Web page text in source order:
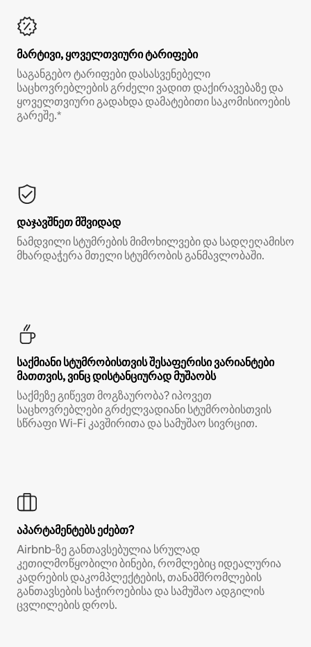
მარტივი, ყოველთვიური ტარიფები
საგანგებო ტარიფები დასასვენებელი
საცხოვრებლების გრძელი ვადით დაქირავებაზე და
ყოველთვიური გადახდა დამატებითი საკომისიოების
გარეშე.*
დაჯავშნეთ მშვიდად
ნამდვილი სტუმრების მიმოხილვები და სადღეღამისო
მხარდაჭერა მთელი სტუმრობის განმავლობაში.
საქმიანი სტუმრობისთვის შესაფერისი ვარიანტები
მათთვის, ვინც დისტანციურად მუშაობს
საქმეზე გიწევთ მოგზაურობა? იპოვეთ
საცხოვრებლები გრძელვადიანი სტუმრობისთვის
სწრაფი Wi‑Fi კავშირითა და სამუშაო სივრცით.
აპარტამენტებს ეძებთ?
Airbnb‑ზე განთავსებულია სრულად
კეთილმოწყობილი ბინები, რომლებიც იდეალურია
კადრების დაკომპლექტების, თანამშრომლების
განთავსების საჭიროებისა და სამუშაო ადგილის
ცვლილების დროს.